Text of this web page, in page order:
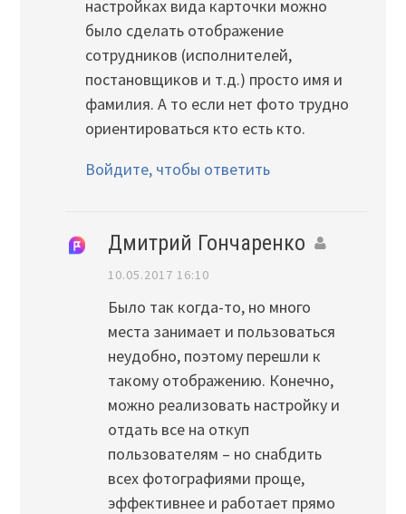
настройках вида карточки можно
было сделать отображение
сотрудников (исполнителей,
постановщиков и т.д.) просто имя и
фамилия. А то если нет фото трудно
ориентироваться кто есть кто.
Войдите, чтобы ответить
Дмитрий Гончаренко
10.05.2017 16:10
Было так когда-то, но много
места занимает и пользоваться
неудобно, поэтому перешли к
такому отображению. Конечно,
можно реализовать настройку и
отдать все на откуп
пользователям – но снабдить
всех фотографиями проще,
эффективнее и работает прямо